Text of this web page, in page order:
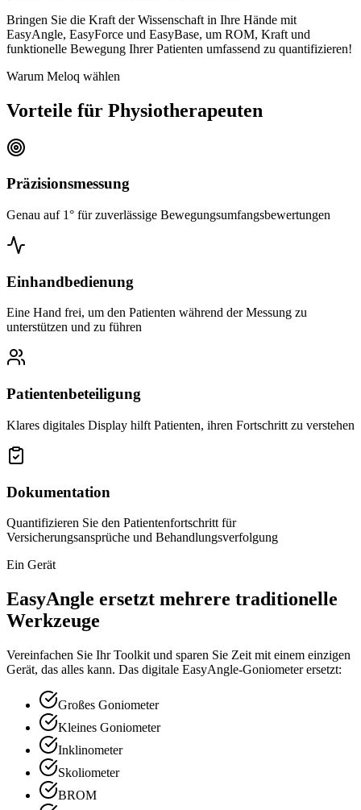
Bringen Sie die Kraft der Wissenschaft in Ihre Hände mit
EasyAngle, EasyForce und EasyBase, um ROM, Kraft und
funktionelle Bewegung Ihrer Patienten umfassend zu quantifizieren!
Warum Meloq wählen
Vorteile für Physiotherapeuten
Präzisionsmessung
Genau auf 1° für zuverlässige Bewegungsumfangsbewertungen
Einhandbedienung
Eine Hand frei, um den Patienten während der Messung zu
unterstützen und zu führen
Patientenbeteiligung
Klares digitales Display hilft Patienten, ihren Fortschritt zu verstehen
Dokumentation
Quantifizieren Sie den Patientenfortschritt für
Versicherungsansprüche und Behandlungsverfolgung
Ein Gerät
EasyAngle ersetzt mehrere traditionelle
Werkzeuge
Vereinfachen Sie Ihr Toolkit und sparen Sie Zeit mit einem einzigen
Gerät, das alles kann. Das digitale EasyAngle-Goniometer ersetzt:
Großes Goniometer
Kleines Goniometer
Inklinometer
Skoliometer
BROM